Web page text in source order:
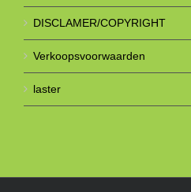
DISCLAMER/COPYRIGHT
Verkoopsvoorwaarden
laster